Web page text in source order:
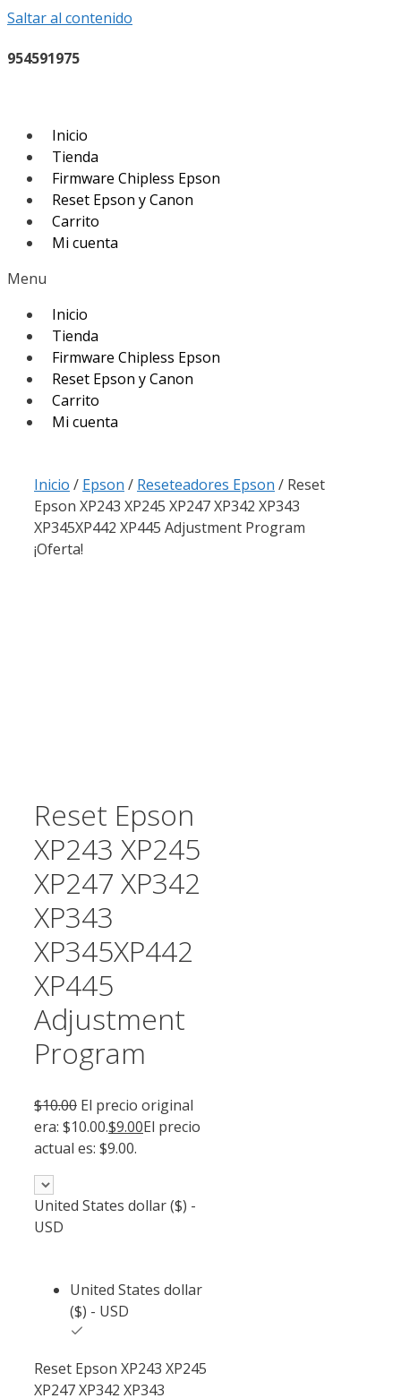
Saltar al contenido
954591975
Inicio
Tienda
Firmware Chipless Epson
Reset Epson y Canon
Carrito
Mi cuenta
Menu
Inicio
Tienda
Firmware Chipless Epson
Reset Epson y Canon
Carrito
Mi cuenta
Inicio / Epson / Reseteadores Epson / Reset
Epson XP243 XP245 XP247 XP342 XP343
XP345XP442 XP445 Adjustment Program
¡Oferta!
Reset Epson
XP243 XP245
XP247 XP342
XP343
XP345XP442
XP445
Adjustment
Program
$10.00 El precio original
era: $10.00.$9.00El precio
actual es: $9.00.
United States dollar ($) -
USD
United States dollar
($) - USD
Reset Epson XP243 XP245
XP247 XP342 XP343